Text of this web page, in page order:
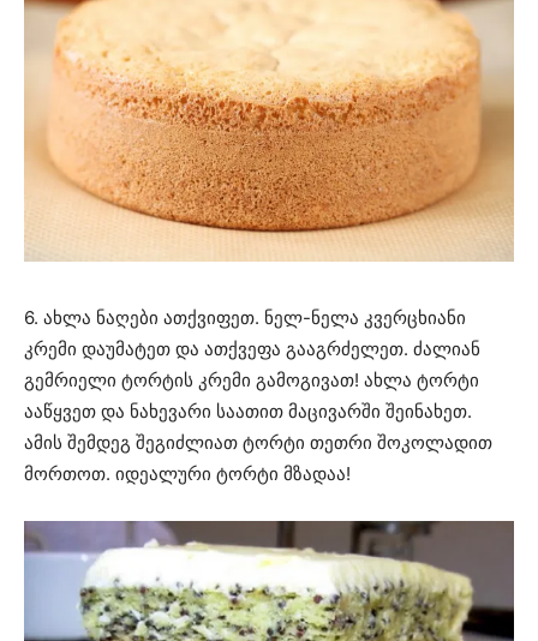
6. ახლა ნაღები ათქვიფეთ. ნელ-ნელა კვერცხიანი
კრემი დაუმატეთ და ათქვეფა გააგრძელეთ. ძალიან
გემრიელი ტორტის კრემი გამოგივათ! ახლა ტორტი
ააწყვეთ და ნახევარი საათით მაცივარში შეინახეთ.
ამის შემდეგ შეგიძლიათ ტორტი თეთრი შოკოლადით
მორთოთ. იდეალური ტორტი მზადაა!